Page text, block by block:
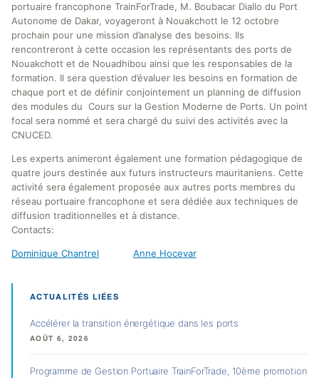
portuaire francophone TrainForTrade, M. Boubacar Diallo du Port
Autonome de Dakar, voyageront à Nouakchott le 12 octobre
prochain pour une mission d’analyse des besoins. Ils
rencontreront à cette occasion les représentants des ports de
Nouakchott et de Nouadhibou ainsi que les responsables de la
formation. Il sera question d’évaluer les besoins en formation de
chaque port et de définir conjointement un planning de diffusion
des modules du Cours sur la Gestion Moderne de Ports. Un point
focal sera nommé et sera chargé du suivi des activités avec la
CNUCED.
Les experts animeront également une formation pédagogique de
quatre jours destinée aux futurs instructeurs mauritaniens. Cette
activité sera également proposée aux autres ports membres du
réseau portuaire francophone et sera dédiée aux techniques de
diffusion traditionnelles et à distance.
Contacts:
Dominique Chantrel Anne Hocevar
ACTUALITÉS LIÉES
Accélérer la transition énergétique dans les ports
AOÛT 6, 2026
Programme de Gestion Portuaire TrainForTrade, 10ème promotion